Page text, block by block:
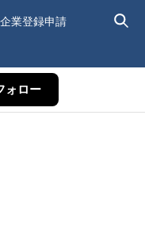
企業登録申請
ォロー